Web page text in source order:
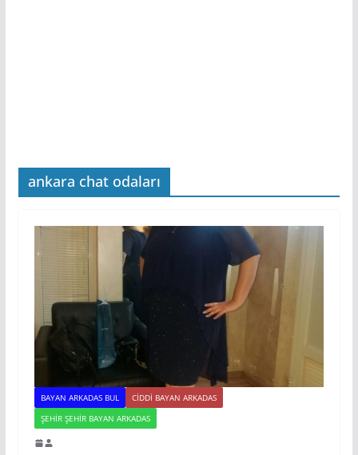
ankara chat odaları
BAYAN ARKADAS BUL
CIDDI BAYAN ARKADAS
ŞEHIR ŞEHIR BAYAN ARKADAS